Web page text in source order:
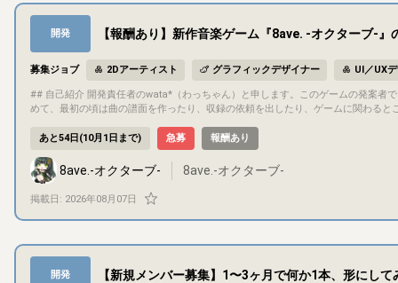
開発 【報酬あり】新作音楽ゲーム『8ave. -オクターブ-
募集ジョブ 2Dアーティスト グラフィックデザイナー UI／UX
## 自己紹介 開発責任者のwata*（わっちゃん）と申します。このゲームの発案者で、基本的には企画・開発のほとんどを自分で行っています。プログラミングも含
めて、最初の頃は曲の譜面を作ったり、収録の依頼を出したり、ゲームに関わる
継続的にご担当いただける方を募集します。 デザインの専門的な視点を取り入れ、ゲーム
100万円(100%)を達成しました。 ## 目的・目標 少人数で制作しているインディー音楽ゲームですが、クラウドファンディングで目標金額を上回るご支援を頂きま
した。 皆様からのご期待に沿えるようなハイクオリティな音楽ゲームをリリースすることを目指しております。 インディーゲームの枠を超えるため、UI/UXのクオ
リティアップにご助力いただきたいです。 ## ゲーム内容 開発状況やプレイ映像は公式X(旧Twitter)やYoutube、クラウドファンディングページからご確認いただ
けます。 ▫️X https://x.com/8ave_official ▫️YouTube https://www.youtube.com/playlist?list=PLcVI45ypnZ3c ▫️クラウドファンディング https://camp-fire.jp/proj
ects/950910/view ## 担当いただきたい作業 - ゲーム内のUI（楽曲選択画面、インゲーム画面、リザルト画面など）のデザイン作成・改修 - ユーザーの導線や体験
あと54日(10月1日まで) 急募 報酬あり
8ave.-オクターブ- 8ave.-オクターブ-
掲載日: 2026年08月07日
開発 【新規メンバー募集】1〜3ヶ月で何か1本、形にして